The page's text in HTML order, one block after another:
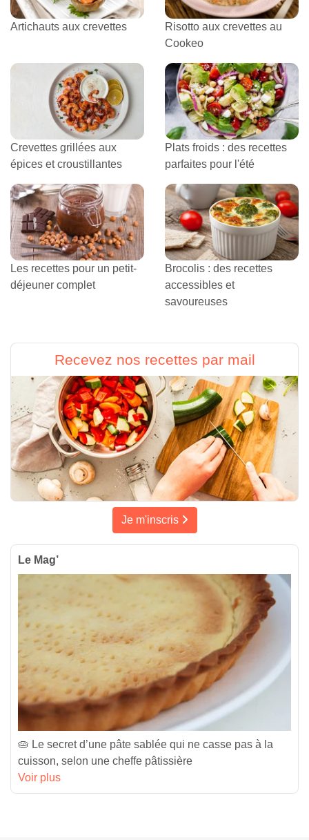
Artichauts aux crevettes
Risotto aux crevettes au
Cookeo
Crevettes grillées aux
épices et croustillantes
Plats froids : des recettes
parfaites pour l'été
Les recettes pour un petit-
déjeuner complet
Brocolis : des recettes
accessibles et
savoureuses
Recevez nos recettes par mail
Je m'inscris
Le Mag’
🥧 Le secret d’une pâte sablée qui ne casse pas à la
cuisson, selon une cheffe pâtissière
Voir plus